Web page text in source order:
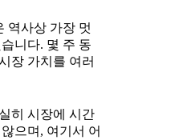
역사상 가장 멋
니다. 몇 주 동
장 가치를 여러
히 시장에 시간
으며, 여기서 어